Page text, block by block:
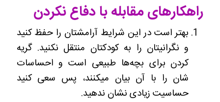
راهکارهای مقابله با دفاع نکردن
بهتر است در این شرایط آرامشتان را حفظ کنید
و نگرانیتان را به کودکتان منتقل نکنید. گریه
کردن برای بچه‌ها طبیعی است و احساسات
شان را با آن بیان میکنند، پس سعی کنید
حساسیت زیادی نشان ندهید.